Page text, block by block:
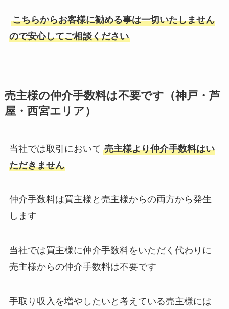
こちらからお客様に勧める事は一切いたしません
ので安心してご相談ください
売主様の仲介手数料は不要です（神戸・芦
屋・西宮エリア）
当社では取引において 売主様より仲介手数料はい
ただきません
仲介手数料は買主様と売主様からの両方から発生
します
当社では買主様に仲介手数料をいただく代わりに
売主様からの仲介手数料は不要です
手取り収入を増やしたいと考えている売主様には